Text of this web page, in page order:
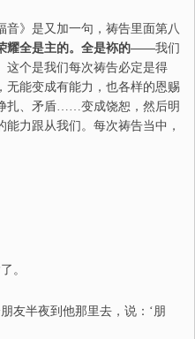
音》是又加一句，祷告里面第八
耀全是主的。全是袮的——我们
这个是我们每次祷告必定是得
无能变成有能力，也各样的恩赐
扎、矛盾……变成饶恕，然后明
力跟从我们。每次祷告当中，
。
友半夜到他那里去，说： ‘朋